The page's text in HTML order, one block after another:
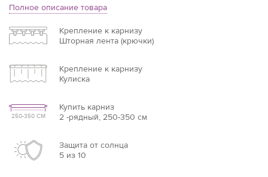
Полное описание товара
Крепление к карнизу
Шторная лента (крючки)
Крепление к карнизу
Кулиска
250-350 СМ
Купить карниз
2 -рядный, 250-350 см
Защита от солнца
5 из 10